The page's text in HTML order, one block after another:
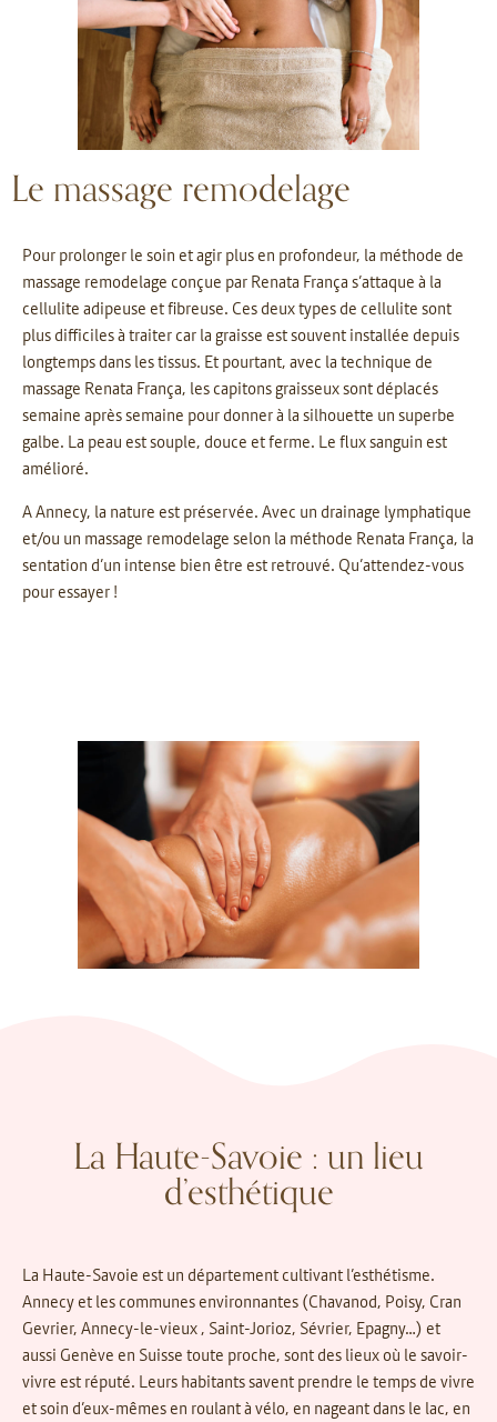
Le massage remodelage
Pour prolonger le soin et agir plus en profondeur, la méthode de
massage remodelage conçue par Renata França s’attaque à la
cellulite adipeuse et fibreuse. Ces deux types de cellulite sont
plus difficiles à traiter car la graisse est souvent installée depuis
longtemps dans les tissus. Et pourtant, avec la technique de
massage Renata França, les capitons graisseux sont déplacés
semaine après semaine pour donner à la silhouette un superbe
galbe. La peau est souple, douce et ferme. Le flux sanguin est
amélioré.
A Annecy, la nature est préservée. Avec un drainage lymphatique
et/ou un massage remodelage selon la méthode Renata França, la
sentation d’un intense bien être est retrouvé. Qu’attendez-vous
pour essayer !
La Haute-Savoie : un lieu
d’esthétique
La Haute-Savoie est un département cultivant l’esthétisme.
Annecy et les communes environnantes (Chavanod, Poisy, Cran
Gevrier, Annecy-le-vieux , Saint-Jorioz, Sévrier, Epagny…) et
aussi Genève en Suisse toute proche, sont des lieux où le savoir-
vivre est réputé. Leurs habitants savent prendre le temps de vivre
et soin d’eux-mêmes en roulant à vélo, en nageant dans le lac, en